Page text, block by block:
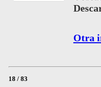
Otra
18 / 83